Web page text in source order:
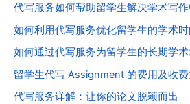
代写服务如何帮助留学生解决学术写
如何利用代写服务优化留学生的学术时
如何通过代写服务为留学生的长期学
留学生代写 Assignment 的费用及收
代写服务详解：让你的论文脱颖而出